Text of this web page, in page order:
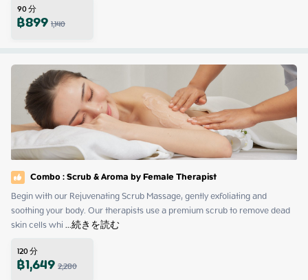
90分
฿8991,140
Combo : Scrub & Aroma by Female Therapist
Begin with our Rejuvenating Scrub Massage, gently exfoliating and
soothing your body. Our therapists use a premium scrub to remove dead
skin cells whi ...続きを読む
120分
฿1,6492,280